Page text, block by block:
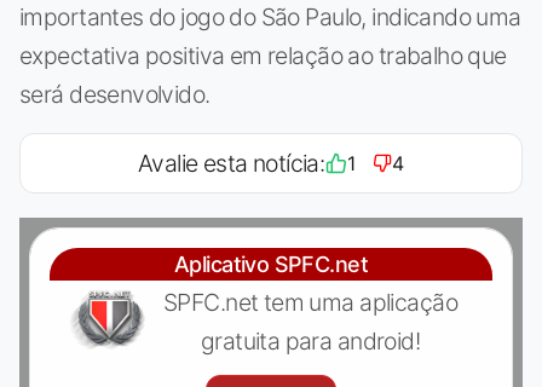
importantes do jogo do São Paulo, indicando uma
expectativa positiva em relação ao trabalho que
será desenvolvido.
Avalie esta notícia: 1 4
Aplicativo SPFC.net
SPFC.net tem uma aplicação
gratuita para android!